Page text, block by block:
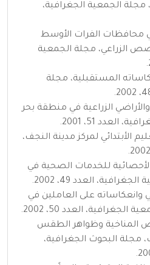
الجمعية الجغرافية،
محافظات الفرات الأوسط
الزراعي، مجلة الجمعية
المستقبلية، مجلة
والأراضي الزراعية في منطقة بحر
51، 2001.
الأبتدائي لمركز مدينة النجف،
للخدمات الصحية في
العدد 49، 2002.
وانعكاساته على العاملين في
العدد 50، 2002.
المناخية وظواهر الطقس
البحوث الجغرافية،